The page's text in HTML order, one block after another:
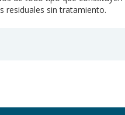
residuales sin tratamiento.